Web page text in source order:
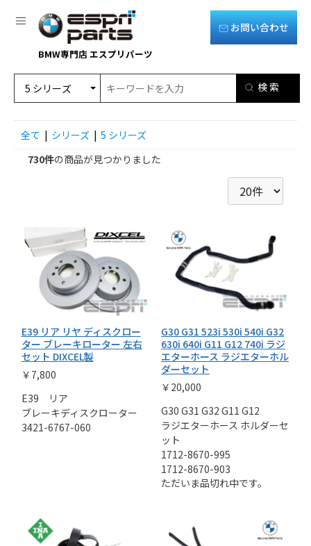
BMW専門店 エスプリパーツ
お問い合わせ
全て | シリーズ | 5 シリーズ
730件の商品が見つかりました
E39 リア リヤ ディスクロー
ター ブレーキローター 左右
セット DIXCEL製
￥7,800
E39 リア
ブレーキディスクローター
3421-6767-060
G30 G31 523i 530i 540i G32
630i 640i G11 G12 740i ラジ
エターホース ラジエターホル
ダーセット
￥20,000
G30 G31 G32 G11 G12
ラジエターホース ホルダーセ
ット
1712-8670-995
1712-8670-903
ただいま品切れ中です。